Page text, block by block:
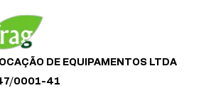
DE EQUIPAMENTOS LTDA
0001-41